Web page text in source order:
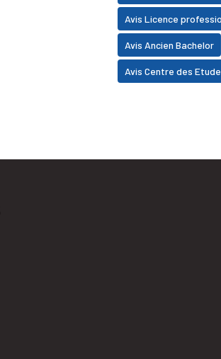
Avis Licence
Avis Ancien Bachelor
Avis Centre des